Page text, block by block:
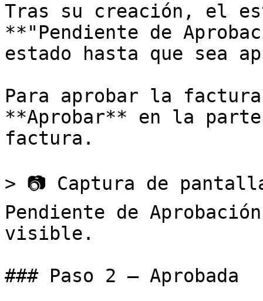
Tras su creación, el
**"Pendiente de
estado hasta que sea
Para aprobar la
**Aprobar** en la
factura.
> 📷 Captura de
Pendiente de
visible.
### Paso 2 – Aprobada